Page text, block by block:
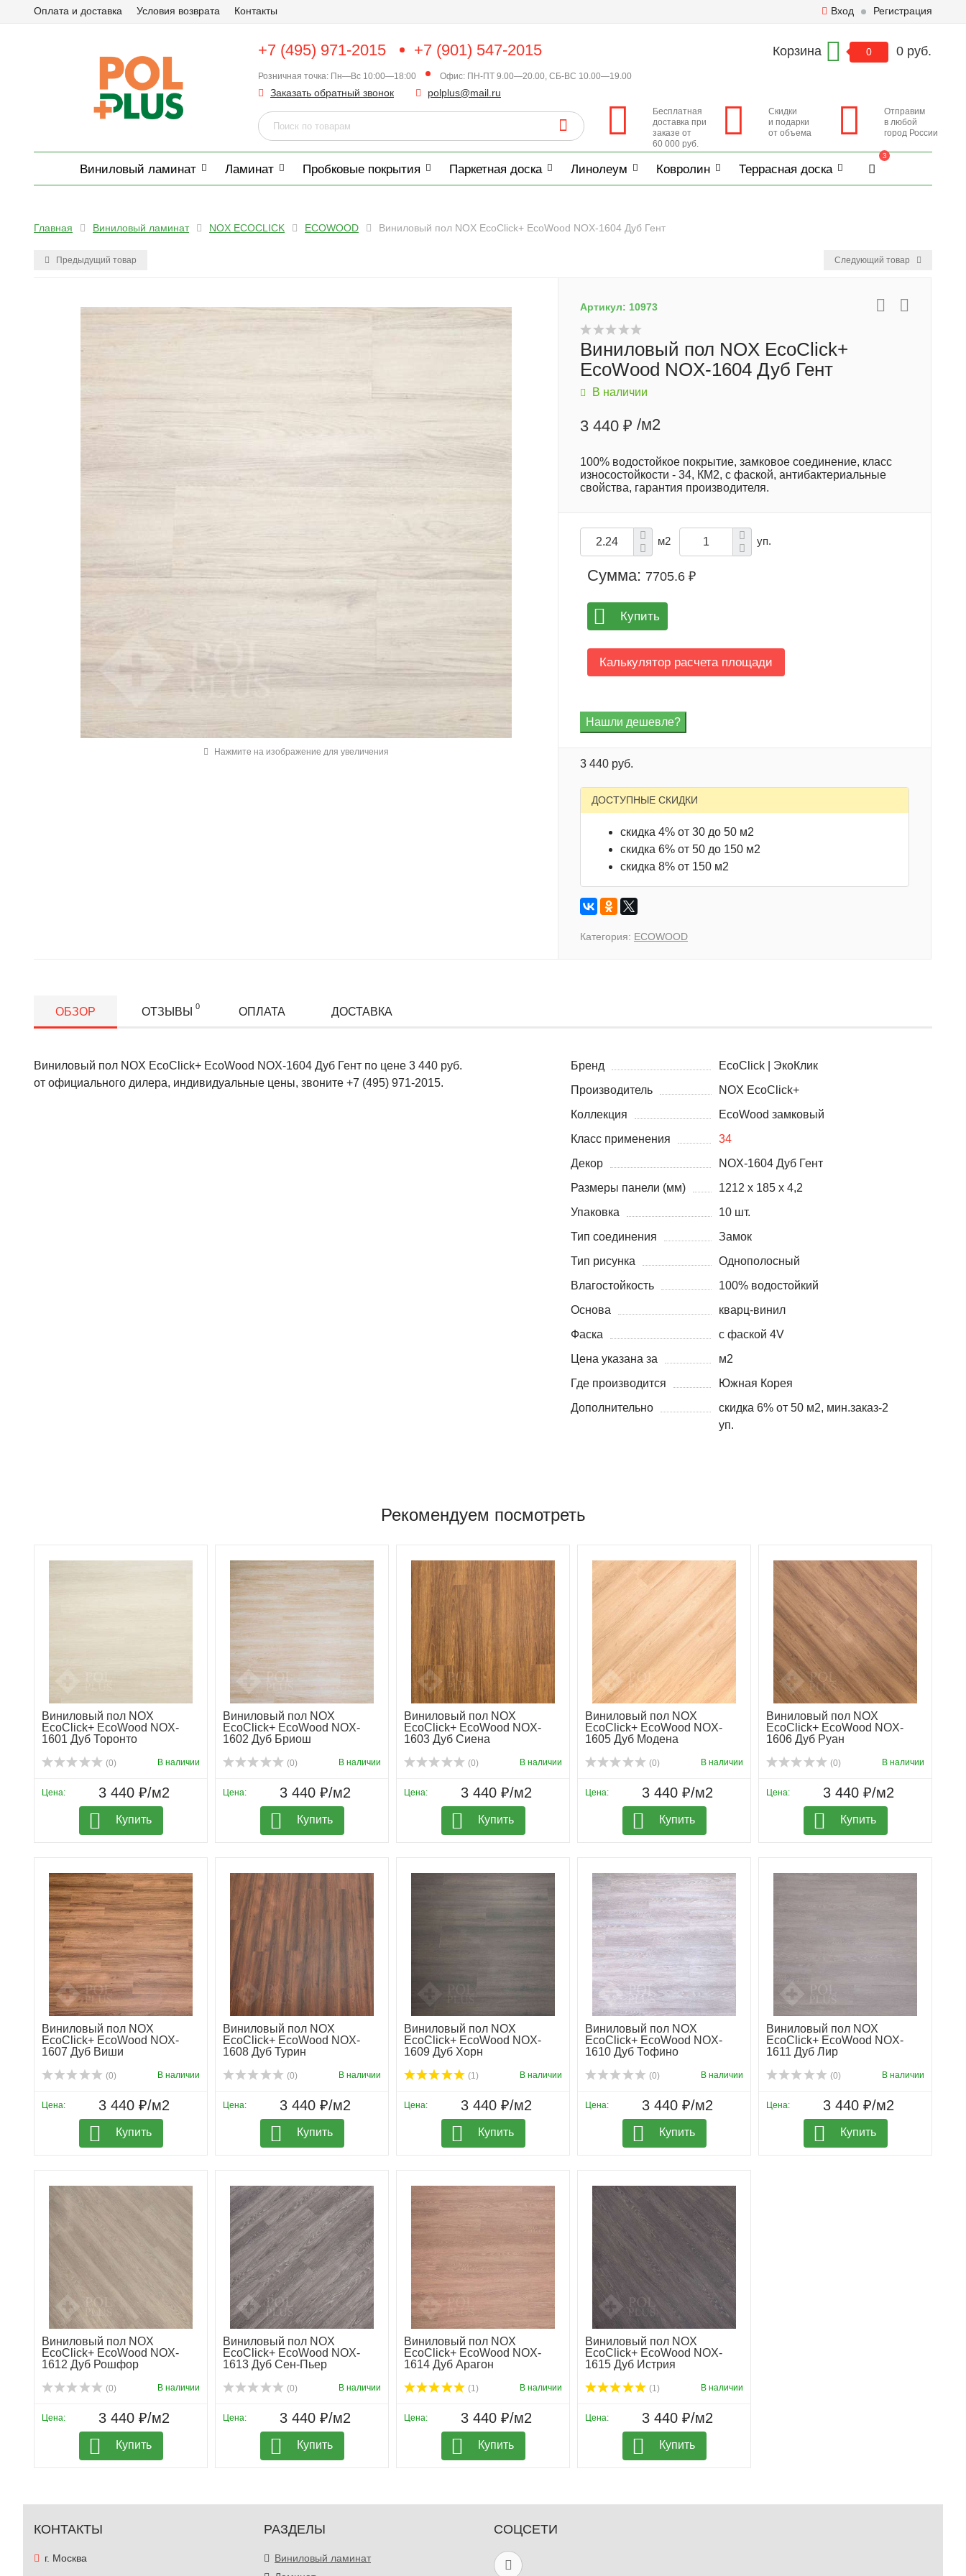
Оплата и доставка Условия возврата Контакты Вход Регистрация
+7 (495) 971-2015 +7 (901) 547-2015
Розничная точка: Пн—Вс 10:00—18:00 Офис: ПН-ПТ 9.00—20.00, СБ-ВС 10.00—19.00
Заказать обратный звонок polplus@mail.ru
Корзина 0 0 руб.
Бесплатная
доставка при
заказе от
60 000 руб.
Скидки
и подарки
от объема
Отправим
в любой
город России
Виниловый ламинат Ламинат Пробковые покрытия Паркетная доска Линолеум Ковролин Террасная доска
3
Главная Виниловый ламинат NOX ECOCLICK ECOWOOD Виниловый пол NOX EcoClick+ EcoWood NOX-1604 Дуб Гент
Предыдущий товар Следующий товар
Нажмите на изображение для увеличения
Артикул: 10973
Виниловый пол NOX EcoClick+
EcoWood NOX-1604 Дуб Гент
В наличии
3 440 ₽ /м2
100% водостойкое покрытие, замковое соединение, класс
износостойкости - 34, КМ2, с фаской, антибактериальные
свойства, гарантия производителя.
м2 уп.
Сумма: 7705.6 ₽
Купить
Калькулятор расчета площади
3 440 руб.
ДОСТУПНЫЕ СКИДКИ
скидка 4% от 30 до 50 м2
скидка 6% от 50 до 150 м2
скидка 8% от 150 м2
Категория: ECOWOOD
ОБЗОР ОТЗЫВЫ 0 ОПЛАТА ДОСТАВКА
Виниловый пол NOX EcoClick+ EcoWood NOX-1604 Дуб Гент по цене 3 440 руб.
от официального дилера, индивидуальные цены, звоните +7 (495) 971-2015.
Бренд
EcoClick | ЭкоКлик
Производитель
NOX EcoClick+
Коллекция
EcoWood замковый
Класс применения
34
Декор
NOX-1604 Дуб Гент
Размеры панели (мм)
1212 x 185 x 4,2
Упаковка
10 шт.
Тип соединения
Замок
Тип рисунка
Однополосный
Влагостойкость
100% водостойкий
Основа
кварц-винил
Фаска
с фаской 4V
Цена указана за
м2
Где производится
Южная Корея
Дополнительно
скидка 6% от 50 м2, мин.заказ-2
уп.
Рекомендуем посмотреть
Виниловый пол NOX
EcoClick+ EcoWood NOX-
1601 Дуб Торонто
(0) В наличии
Цена: 3 440 ₽/м2
Купить
Виниловый пол NOX
EcoClick+ EcoWood NOX-
1602 Дуб Бриош
(0) В наличии
Цена: 3 440 ₽/м2
Купить
Виниловый пол NOX
EcoClick+ EcoWood NOX-
1603 Дуб Сиена
(0) В наличии
Цена: 3 440 ₽/м2
Купить
Виниловый пол NOX
EcoClick+ EcoWood NOX-
1605 Дуб Модена
(0) В наличии
Цена: 3 440 ₽/м2
Купить
Виниловый пол NOX
EcoClick+ EcoWood NOX-
1606 Дуб Руан
(0) В наличии
Цена: 3 440 ₽/м2
Купить
Виниловый пол NOX
EcoClick+ EcoWood NOX-
1607 Дуб Виши
(0) В наличии
Цена: 3 440 ₽/м2
Купить
Виниловый пол NOX
EcoClick+ EcoWood NOX-
1608 Дуб Турин
(0) В наличии
Цена: 3 440 ₽/м2
Купить
Виниловый пол NOX
EcoClick+ EcoWood NOX-
1609 Дуб Хорн
(1) В наличии
Цена: 3 440 ₽/м2
Купить
Виниловый пол NOX
EcoClick+ EcoWood NOX-
1610 Дуб Тофино
(0) В наличии
Цена: 3 440 ₽/м2
Купить
Виниловый пол NOX
EcoClick+ EcoWood NOX-
1611 Дуб Лир
(0) В наличии
Цена: 3 440 ₽/м2
Купить
Виниловый пол NOX
EcoClick+ EcoWood NOX-
1612 Дуб Рошфор
(0) В наличии
Цена: 3 440 ₽/м2
Купить
Виниловый пол NOX
EcoClick+ EcoWood NOX-
1613 Дуб Сен-Пьер
(0) В наличии
Цена: 3 440 ₽/м2
Купить
Виниловый пол NOX
EcoClick+ EcoWood NOX-
1614 Дуб Арагон
(1) В наличии
Цена: 3 440 ₽/м2
Купить
Виниловый пол NOX
EcoClick+ EcoWood NOX-
1615 Дуб Истрия
(1) В наличии
Цена: 3 440 ₽/м2
Купить
КОНТАКТЫ
г. Москва
РАЗДЕЛЫ
Виниловый ламинат
СОЦСЕТИ